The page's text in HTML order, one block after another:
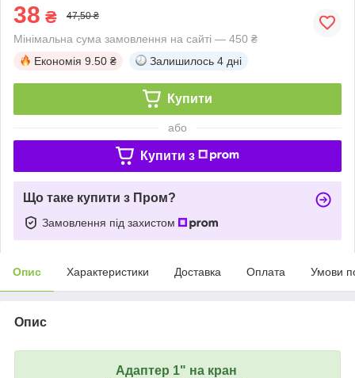
38 ₴ 47,50 ₴
Мінімальна сума замовлення на сайті — 450 ₴
Економія 9.50 ₴ Залишилось 4 дні
Купити
або
Купити з
Що таке купити з Пром?
Замовлення під захистом
Опис Характеристики Доставка Оплата Умови
Опис
Адаптер 1" на кран